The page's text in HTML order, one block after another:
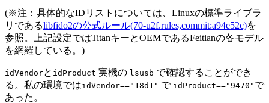
(※注：具体的なIDリストについては、Linuxの標準ライブラ
リであるlibfido2の公式ルール(70-u2f.rules,commit:a94e52c)を
参照。上記設定ではTitanキーとOEMであるFeitianの各モデル
を網羅している。)
idVendorと idProduct 実機の lsusb で確認することができ
る。私の環境ではidVendor=="18d1" で idProduct=="9470" で
あった。